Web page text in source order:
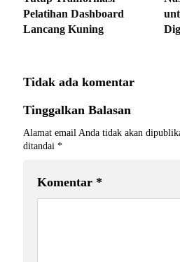
Pelatihan Dashboard
Lancang Kuning
Tidak ada komentar
Tinggalkan Balasan
Alamat email Anda tidak akan
ditandai *
Komentar *